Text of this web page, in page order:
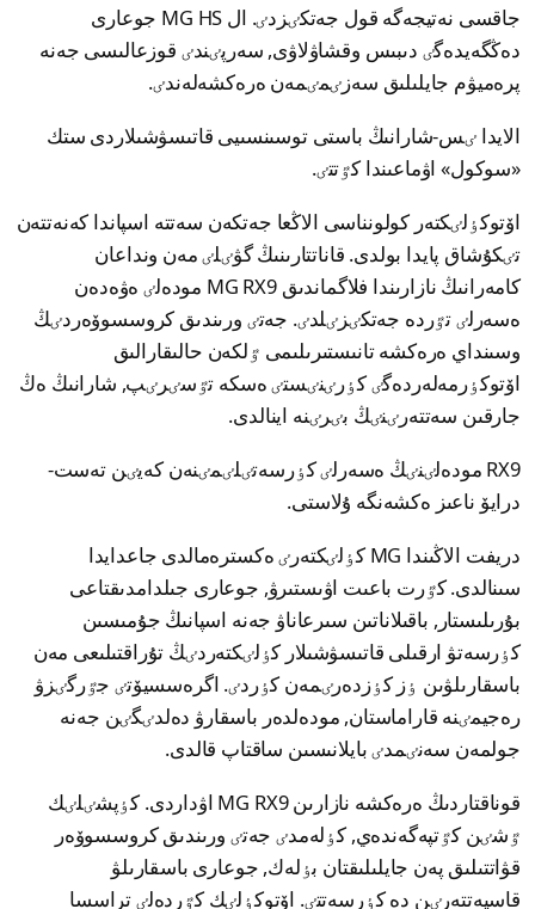
جاقسى نەتيجەگە قول جەتكٸزدٸ. ال MG HS جوعارى
دەڭگەيدەگٸ دىبىس وقشاۋلاۋى, سەرپٸندٸ قوزعالىسى جەنە
پرەميۋم جايلىلىق سەزٸمٸمەن ەرەكشەلەندٸ.
الايدا ٸس-شارانىڭ باستى توسىنسىيى قاتىسۋشىلاردى ستك
«سوكول» اۋماعىندا كٷتتٸ.
اۆتوكٶلٸكتەر كولونناسى الاڭعا جەتكەن سەتتە اسپاندا كەنەتتەن
تٸكۇشاق پايدا بولدى. قاناتتارىنىڭ گۋٸلٸ مەن ونداعان
كامەرانىڭ نازارىندا فلاگماندىق MG RX9 مودەلٸ ەۋەدەن
ەسەرلٸ تٷردە جەتكٸزٸلدٸ. جەتٸ ورىندىق كروسسوۆەردٸڭ
وسىنداي ەرەكشە تانىستىرىلىمى ٷلكەن حالىقارالىق
اۆتوكٶرمەلەردەگٸ كٶرٸنٸستٸ ەسكە تٷسٸرٸپ, شارانىڭ ەڭ
جارقىن سەتتەرٸنٸڭ بٸرٸنە اينالدى.
RX9 مودەلٸنٸڭ ەسەرلٸ كٶرسەتٸلٸمٸنەن كەيٸن تەست-
درايۆ ناعىز ەكشەنگە ۇلاستى.
دريفت الاڭىندا MG كٶلٸكتەرٸ ەكسترەمالدى جاعدايدا
سىنالدى. كٷرت باعىت اۋىستىرۋ, جوعارى جىلدامدىقتاعى
بۇرىلىستار, باقىلاناتىن سىرعاناۋ جەنە اسپانىڭ جۇمىسىن
كٶرسەتۋ ارقىلى قاتىسۋشىلار كٶلٸكتەردٸڭ تۇراقتىلىعى مەن
باسقارىلۋىن ٶز كٶزدەرٸمەن كٶردٸ. اگرەسسيۆتٸ جٷرگٸزۋ
رەجيمٸنە قاراماستان, مودەلدەر باسقارۋ دەلدٸگٸن جەنە
جولمەن سەنٸمدٸ بايلانىسىن ساقتاپ قالدى.
قوناقتاردىڭ ەرەكشە نازارىن MG RX9 اۋداردى. كٶپشٸلٸك
ٷشٸن كٷتپەگەندەي, كٶلەمدٸ جەتٸ ورىندىق كروسسوۆەر
قۋاتتىلىق پەن جايلىلىقتان بٶلەك, جوعارى باسقارىلۋ
قاسيەتتەرٸن دە كٶرسەتتٸ. اۆتوكٶلٸك كٷردەلٸ تراسسا